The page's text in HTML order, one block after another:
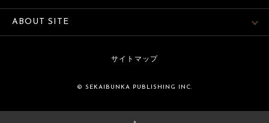
ABOUT SITE
サイトマップ
© SEKAIBUNKA PUBLISHING INC.